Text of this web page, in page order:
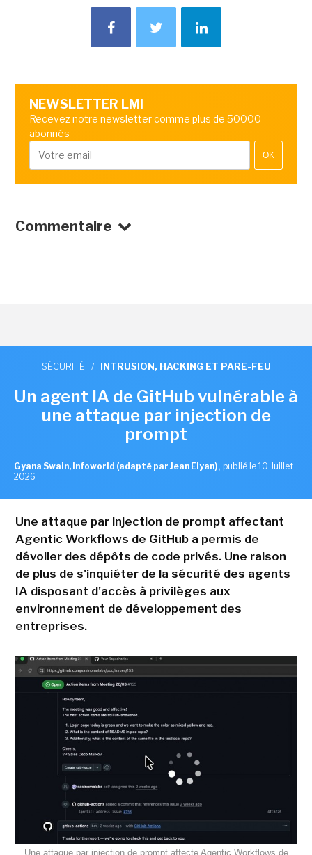
NEWSLETTER LMI
Recevez notre newsletter comme plus de 50000
abonnés
OK
Commentaire
SÉCURITÉ / INTRUSION, HACKING ET PARE-FEU
Un agent IA de GitHub vulnérable à
une attaque par injection de
prompt
Gyana Swain, Infoworld (adapté par Jean Elyan) , publié le 10 Juillet
2026
Une attaque par injection de prompt affectant
Agentic Workflows de GitHub a permis de
dévoiler des dépôts de code privés. Une raison
de plus de s'inquiéter de la sécurité des agents
IA disposant d'accès à privilèges aux
environnement de développement des
entreprises.
Une attaque par injection de prompt affecte Agentic Workflows de